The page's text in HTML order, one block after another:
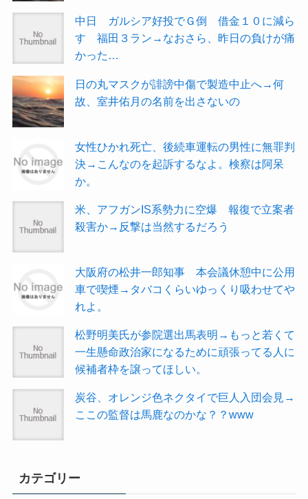
中日 ガルシア好投でＧ倒 借金１０に減ら
す 福田３ラン→なおさら、昨日の負けが痛
かった…
日の丸マスクが誹謗中傷で製造中止へ→何
故、室井佑月の名前を出さないの
女性ひかれ死亡、後続車運転の男性に無罪判
決→こんなのを起訴するなよ。検察は阿呆
か。
米、アフガンIS系勢力に空爆 報復で立案者
殺害か→反撃は当然するだろう
大阪府の松井一郎知事 本会議休憩中に公用
車で喫煙→タバコくらいゆっくり吸わせてや
れよ。
松野明美氏が参院選出馬表明→もっと若くて
一生懸命政治家になるために頑張ってる人に
候補者枠を譲ってほしい。
炭谷、オレンジ色ネクタイで巨人入団会見→
ここの監督は馬鹿なのかな？？www
カテゴリー